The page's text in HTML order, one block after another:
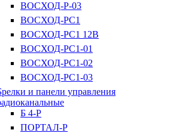
ВОСХОД-Р-03
ВОСХОД-РС1
ВОСХОД-РС1 12В
ВОСХОД-РС1-01
ВОСХОД-РС1-02
ВОСХОД-РС1-03
и панели управления
Б 4-Р
ПОРТАЛ-Р